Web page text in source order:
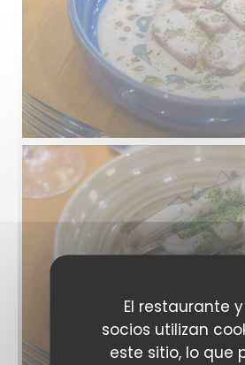
El restaurante
socios utilizan
este sitio, lo que